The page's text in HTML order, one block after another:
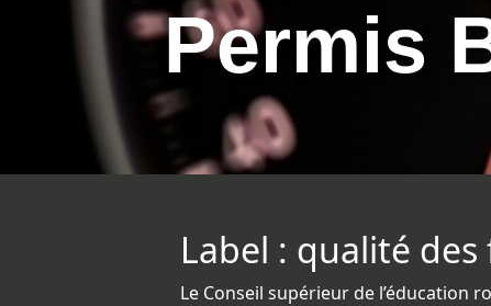
Permis
Label : qualité
Le Conseil supérieur de l’éducation